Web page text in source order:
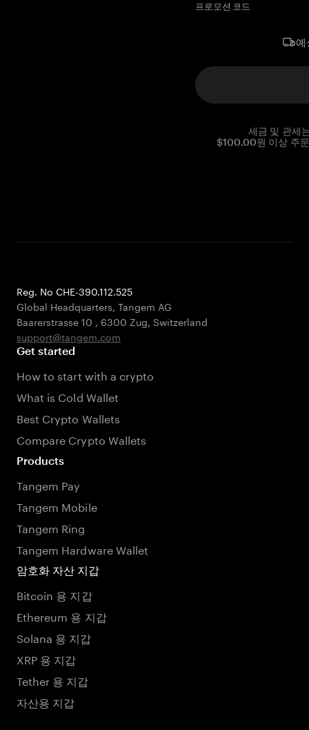
프로모션 코드
예
세금 및 관세
$100.00원 이상 주
Reg. No CHE-390.112.525
Global Headquarters, Tangem AG
Baarerstrasse 10 , 6300 Zug, Switzerland
support@tangem.com
Get started
How to start with a crypto
What is Cold Wallet
Best Crypto Wallets
Compare Crypto Wallets
Products
Tangem Pay
Tangem Mobile
Tangem Ring
Tangem Hardware Wallet
암호화 자산 지갑
Bitcoin 용 지갑
Ethereum 용 지갑
Solana 용 지갑
XRP 용 지갑
Tether 용 지갑
자산용 지갑